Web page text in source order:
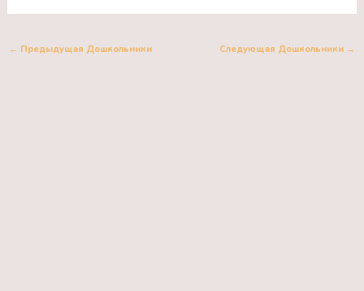
← Предыдущая Дошкольники Следующая Дошкольники →